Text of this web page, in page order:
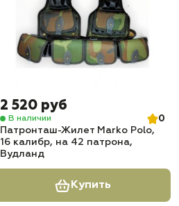
2 520 руб
В наличии
0
Патронташ-Жилет Marko Polo,
16 калибр, на 42 патрона,
Вудланд
Купить